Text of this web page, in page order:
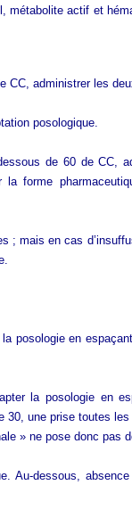
métabolite actif et
CC, administrer les
posologique.
de 60 de CC,
forme
mais en cas
posologie en
la posologie en
30, une prise toutes les
» ne pose donc pas
Au-dessous,